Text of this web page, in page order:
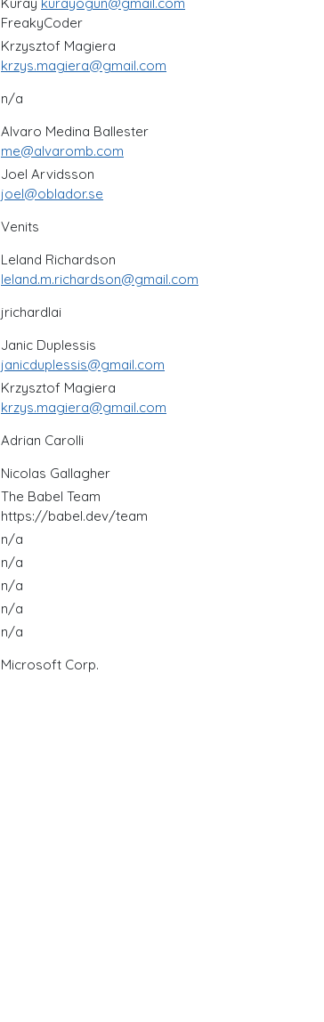
FreakyCoder
Krzysztof Magiera
krzys.magiera@gmail.com
n/a
Alvaro Medina Ballester
me@alvaromb.com
Joel Arvidsson
joel@oblador.se
Venits
Leland Richardson
leland.m.richardson@gmail.com
jrichardlai
Janic Duplessis
janicduplessis@gmail.com
Krzysztof Magiera
krzys.magiera@gmail.com
Adrian Carolli
Nicolas Gallagher
The Babel Team
https://babel.dev/team
n/a
n/a
n/a
n/a
n/a
Microsoft Corp.